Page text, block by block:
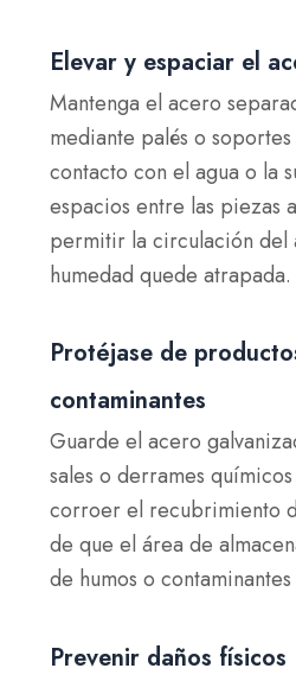
Elevar y espaciar el
Mantenga el acero
mediante palés o
contacto con el agua o la
espacios entre las piezas
permitir la circulación del
humedad quede atrapada.
Protéjase de
contaminantes
Guarde el acero
sales o derrames
corroer el recubrimiento
de que el área de
de humos o
Prevenir daños físicos